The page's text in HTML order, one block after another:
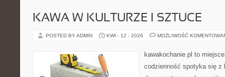
KAWA W KULTURZE I SZTUCE
POSTED BY ADMIN KWI - 12 - 2026 MOŻLIWOŚĆ
kawakochanie.pl to
codzienność spotyka się z